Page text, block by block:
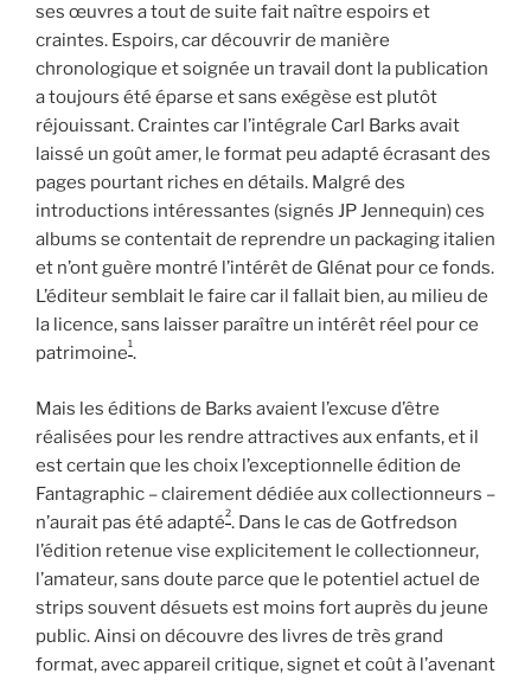
ses œuvres a tout de suite fait naître espoirs et
craintes. Espoirs, car découvrir de manière
chronologique et soignée un travail dont la publication
a toujours été éparse et sans exégèse est plutôt
réjouissant. Craintes car l’intégrale Carl Barks avait
laissé un goût amer, le format peu adapté écrasant des
pages pourtant riches en détails. Malgré des
introductions intéressantes (signés JP Jennequin) ces
albums se contentait de reprendre un packaging italien
et n’ont guère montré l’intérêt de Glénat pour ce fonds.
L’éditeur semblait le faire car il fallait bien, au milieu de
la licence, sans laisser paraître un intérêt réel pour ce
patrimoine1.
Mais les éditions de Barks avaient l’excuse d’être
réalisées pour les rendre attractives aux enfants, et il
est certain que les choix l’exceptionnelle édition de
Fantagraphic – clairement dédiée aux collectionneurs –
n’aurait pas été adapté2. Dans le cas de Gotfredson
l’édition retenue vise explicitement le collectionneur,
l’amateur, sans doute parce que le potentiel actuel de
strips souvent désuets est moins fort auprès du jeune
public. Ainsi on découvre des livres de très grand
format, avec appareil critique, signet et coût à l’avenant